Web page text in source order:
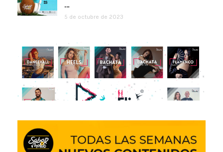
…
5 de octubre de 2023